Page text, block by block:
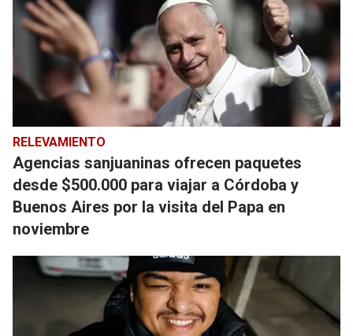
RELEVAMIENTO
Agencias sanjuaninas ofrecen paquetes
desde $500.000 para viajar a Córdoba y
Buenos Aires por la visita del Papa en
noviembre